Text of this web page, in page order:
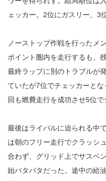
ェッカー。2位にガスリー、3
ノーストップ作戦を行ったメ
ポイント圏内を走行するも、
最終ラップに別のトラブルが
ていたが7位でチェッカーと
回も燃費走行を成功させ5位で
最後はライバルに迫られる中
は朝のフリー走行でクラッシ
合わず、グリッド上でサスペ
始バタバタだった。途中の給